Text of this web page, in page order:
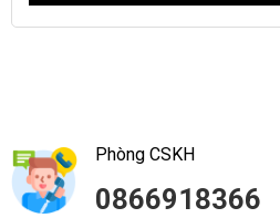
Phòng CSKH
0866918366